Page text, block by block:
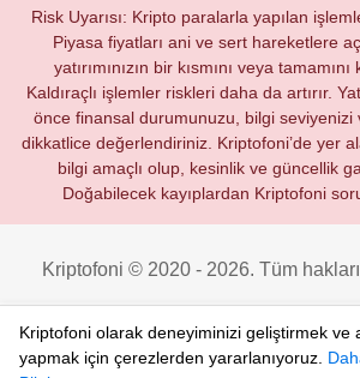
Risk Uyarısı: Kripto paralarla yapılan
Piyasa fiyatları ani ve sert hareketlere
yatırımınızın bir kısmını veya
Kaldıraçlı işlemler riskleri daha da artırır.
önce finansal durumunuzu, bilgi seviyenizi
dikkatlice değerlendiriniz. Kriptofoni’de yer
bilgi amaçlı olup, kesinlik ve güncellik
Doğabilecek kayıplardan Kriptofoni
Kriptofoni © 2020 - 2026. Tüm hakları
Kriptofoni olarak deneyiminizi geliştirmek ve
yapmak için çerezlerden yararlanıyoruz.